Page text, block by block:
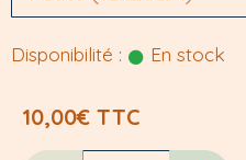
Disponibilité : En stock
10,00€ TTC